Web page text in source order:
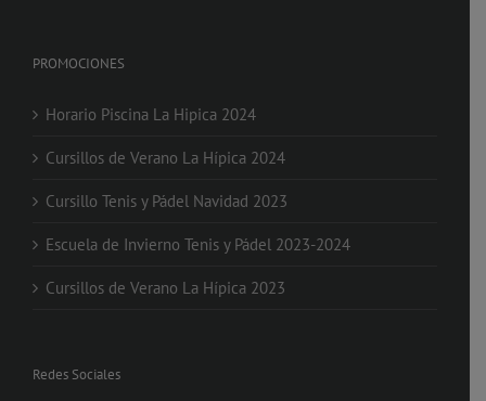
PROMOCIONES
Horario Piscina La Hipica 2024
Cursillos de Verano La Hípica 2024
Cursillo Tenis y Pádel Navidad 2023
Escuela de Invierno Tenis y Pádel 2023-2024
Cursillos de Verano La Hípica 2023
Redes Sociales